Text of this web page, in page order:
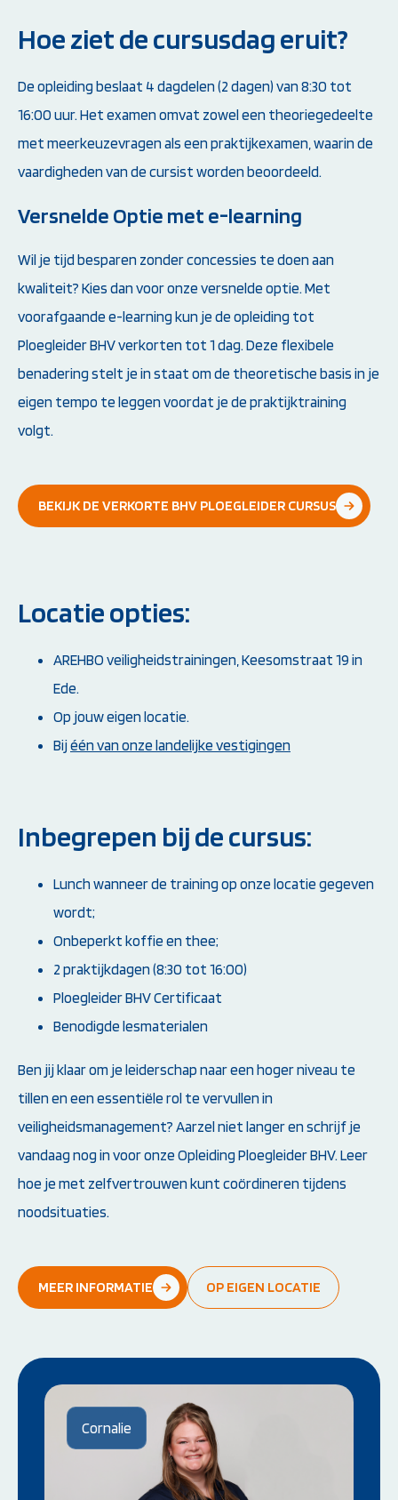
Hoe ziet de cursusdag eruit?
De opleiding beslaat 4 dagdelen (2 dagen) van 8:30 tot
16:00 uur. Het examen omvat zowel een theoriegedeelte
met meerkeuzevragen als een praktijkexamen, waarin de
vaardigheden van de cursist worden beoordeeld.
Versnelde Optie met e-learning
Wil je tijd besparen zonder concessies te doen aan
kwaliteit? Kies dan voor onze versnelde optie. Met
voorafgaande e-learning kun je de opleiding tot
Ploegleider BHV verkorten tot 1 dag. Deze flexibele
benadering stelt je in staat om de theoretische basis in je
eigen tempo te leggen voordat je de praktijktraining
volgt.
BEKIJK DE VERKORTE BHV PLOEGLEIDER CURSUS
Locatie opties:
AREHBO veiligheidstrainingen, Keesomstraat 19 in
Ede.
Op jouw eigen locatie.
Bijéén van onze landelijke vestigingen
Inbegrepen bij de cursus:
Lunch wanneer de training op onze locatie gegeven
wordt;
Onbeperkt koffie en thee;
2 praktijkdagen (8:30 tot 16:00)
Ploegleider BHV Certificaat
Benodigde lesmaterialen
Ben jij klaar om je leiderschap naar een hoger niveau te
tillen en een essentiële rol te vervullen in
veiligheidsmanagement? Aarzel niet langer en schrijf je
vandaag nog in voor onze Opleiding Ploegleider BHV. Leer
hoe je met zelfvertrouwen kunt coördineren tijdens
noodsituaties.
MEER INFORMATIE OP EIGEN LOCATIE
Cornalie